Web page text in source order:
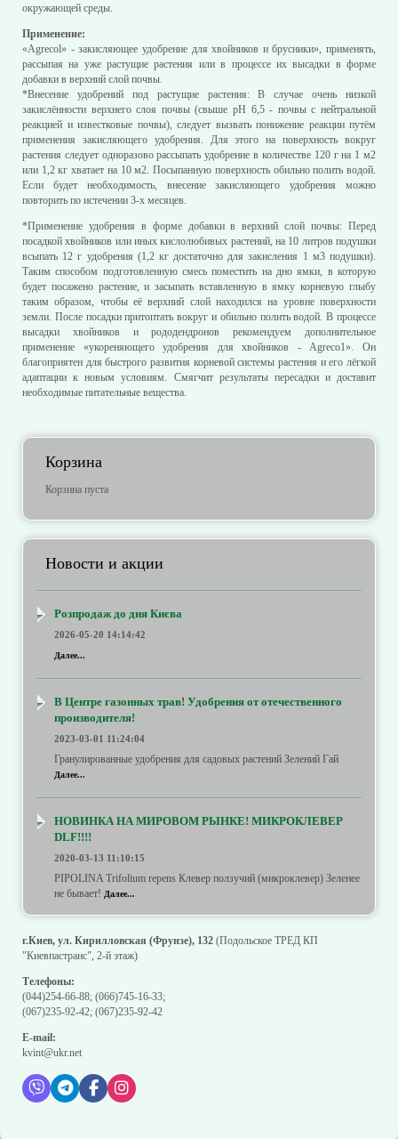
окружающей среды.
Применение:
«Аgrесоl» - закисляющее удобрение для хвойников и брусники», применять,
рассыпая на уже растущие растения или в процессе их высадки в форме
добавки в верхний слой почвы.
*Внесение удобрений под растущие растения: В случае очень низкой
закислённости верхнего слоя почвы (свыше рН 6,5 - почвы с нейтральной
реакцией и известковые почвы), следует вызвать понижение реакции путём
применения закисляющего удобрения. Для этого на поверхность вокруг
растения следует одноразово рассыпать удобрение в количестве 120 г на 1 м2
или 1,2 кг хватает на 10 м2. Посыпанную поверхность обильно полить водой.
Если будет необходимость, внесение закисляющего удобрения можно
повторить по истечении 3-х месяцев.
*Применение удобрения в форме добавки в верхний слой почвы: Перед
посадкой хвойников или иных кислолюбивых растений, на 10 литров подушки
всыпать 12 г удобрения (1,2 кг достаточно для закисления 1 м3 подушки).
Таким способом подготовленную смесь поместить на дно ямки, в которую
будет посажено растение, и засыпать вставленную в ямку корневую глыбу
таким образом, чтобы её верхний слой находился на уровне поверхности
земли. После посадки притоптать вокруг и обильно полить водой. В процессе
высадки хвойников и рододендронов рекомендуем дополнительное
применение «укореняющего удобрения для хвойников - Аgrесо1». Он
благоприятен для быстрого развития корневой системы растения и его лёгкой
адаптации к новым условиям. Смягчит результаты пересадки и доставит
необходимые питательные вещества.
Корзина
Корзина пуста
Новости и акции
Розпродаж до дня Києва
2026-05-20 14:14:42
Далее...
В Центре газонных трав! Удобрения от отечественного
производителя!
2023-03-01 11:24:04
Гранулированные удобрения для садовых растений Зелений Гай
Далее...
НОВИНКА НА МИРОВОМ РЫНКЕ! МИКРОКЛЕВЕР
DLF!!!!
2020-03-13 11:10:15
PIPOLINA Trifolium repens Клевер ползучий (микроклевер) Зеленее
не бывает! Далее...
г.Киев, ул. Кирилловская (Фрунзе), 132 (Подольское ТРЕД КП
"Киевпастранс", 2-й этаж)
Телефоны:
(044)254-66-88; (066)745-16-33;
(067)235-92-42; (067)235-92-42
E-mail:
kvint@ukr.net